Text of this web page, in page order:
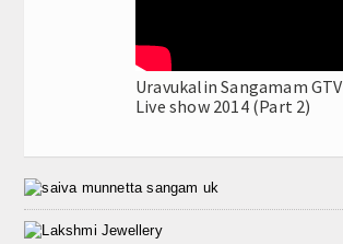
Uravukalin Sangamam GTV
Live show 2014 (Part 2)